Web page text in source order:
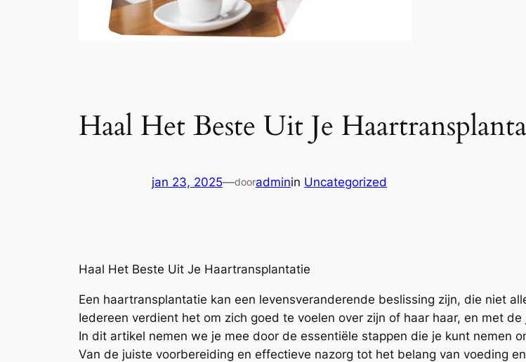
Haal Het Beste Uit Je
jan 23, 2025—dooradminin Uncategorized
Haal Het Beste Uit Je Haartransplantatie
Een haartransplantatie kan een levensveranderende beslissing zijn, die niet
Iedereen verdient het om zich goed te voelen over zijn of haar haar, en met
In dit artikel nemen we je mee door de essentiële stappen die je kunt nemen
Van de juiste voorbereiding en effectieve nazorg tot het belang van voeding